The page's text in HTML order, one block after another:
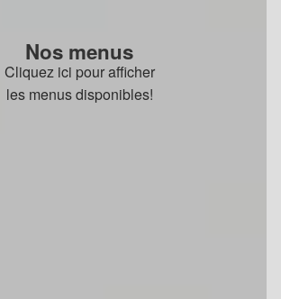
Nos menus
Cliquez ici pour afficher
les menus disponibles!